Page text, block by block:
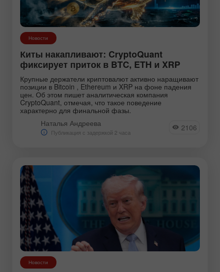
Новости
Киты накапливают: CryptoQuant
фиксирует приток в BTC, ETH и XRP
Крупные держатели криптовалют активно наращивают
позиции в Bitcoin , Ethereum и XRP на фоне падения
цен. Об этом пишет аналитическая компания
CryptoQuant, отмечая, что такое поведение
характерно для финальной фазы.
Наталья Андреева
Публикация с задержкой 2 часа 2106
Новости